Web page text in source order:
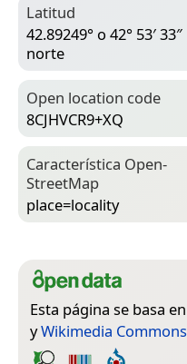
Latitud
42.89249° o 42° 53′ 33″
norte
Open location code
8CJHVCR9+XQ
Característica Open­
Street­Map
place=­locality
Esta página se basa en
yWikimedia Commons